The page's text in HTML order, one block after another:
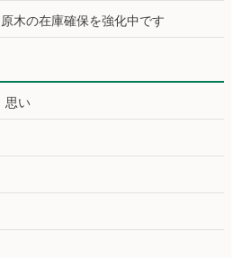
木の在庫確保を強化中です
思い